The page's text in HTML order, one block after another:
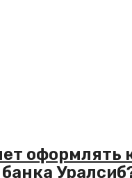
оформлять